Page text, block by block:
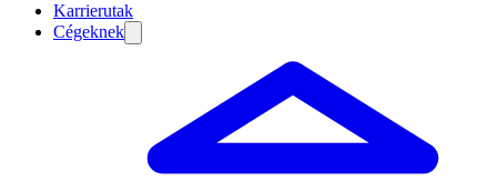
Karrierutak
Cégeknek